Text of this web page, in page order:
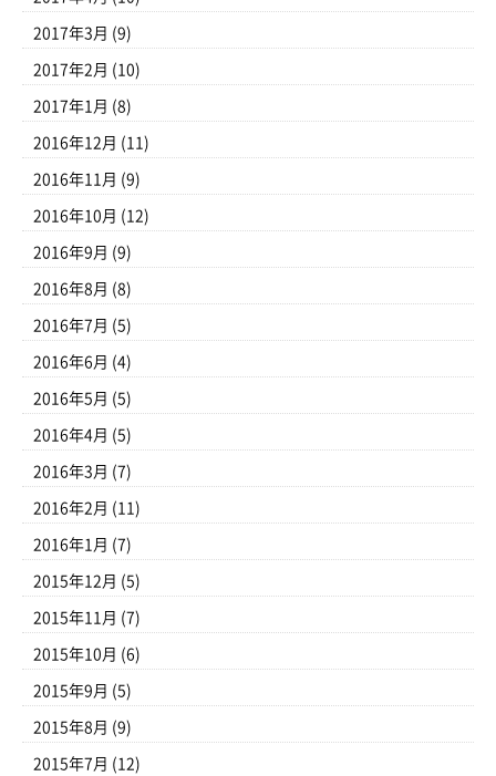
2017年3月 (9)
2017年2月 (10)
2017年1月 (8)
2016年12月 (11)
2016年11月 (9)
2016年10月 (12)
2016年9月 (9)
2016年8月 (8)
2016年7月 (5)
2016年6月 (4)
2016年5月 (5)
2016年4月 (5)
2016年3月 (7)
2016年2月 (11)
2016年1月 (7)
2015年12月 (5)
2015年11月 (7)
2015年10月 (6)
2015年9月 (5)
2015年8月 (9)
2015年7月 (12)